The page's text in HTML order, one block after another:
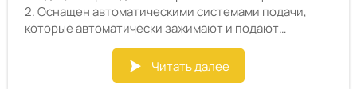
2. Оснащен автоматическими системами подачи,
которые автоматически зажимают и подают
материал в машину.
3. Системы ПЛК, программирование на основе
WINDOWS, быстрое и удобное программирование и
 Читать далее